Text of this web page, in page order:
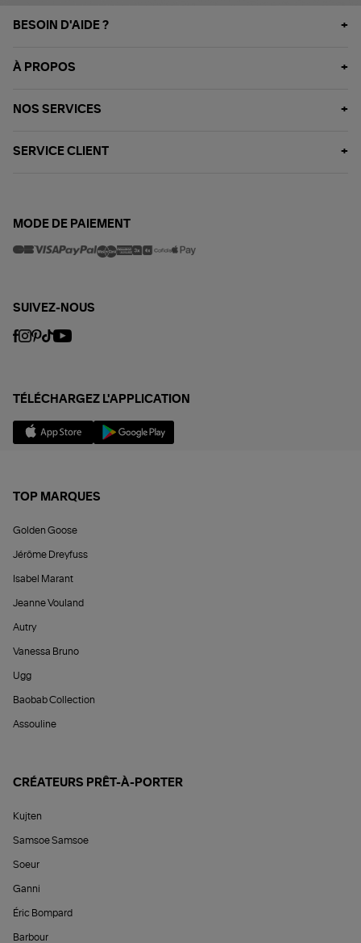
BESOIN D'AIDE ?
À PROPOS
NOS SERVICES
SERVICE CLIENT
MODE DE PAIEMENT
SUIVEZ-NOUS
TÉLÉCHARGEZ L'APPLICATION
TOP MARQUES
Golden Goose
Jérôme Dreyfuss
Isabel Marant
Jeanne Vouland
Autry
Vanessa Bruno
Ugg
Baobab Collection
Assouline
CRÉATEURS PRÊT-À-PORTER
Kujten
Samsoe Samsoe
Soeur
Ganni
Éric Bompard
Barbour